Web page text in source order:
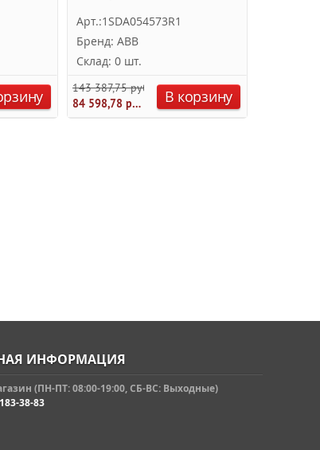
Арт.:1SDA054573R1
Бренд: ABB
Склад: 0 шт.
143 387,75 руб.
84 598,78 руб.
В корзину
ИНФОРМАЦИЯ
(ПН-ПТ: 08:00-19:00, СБ-ВС: Выходные)
38-83